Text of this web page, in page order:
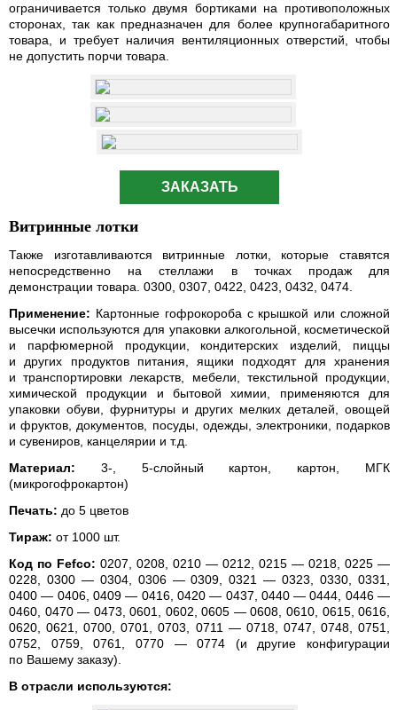
ограничивается только двумя бортиками на противоположных
сторонах, так как предназначен для более крупногабаритного
товара, и требует наличия вентиляционных отверстий, чтобы
не допустить порчи товара.
ЗАКАЗАТЬ
Витринные лотки
Также изготавливаются витринные лотки, которые ставятся
непосредственно на стеллажи в точках продаж для
демонстрации товара. 0300, 0307, 0422, 0423, 0432, 0474.
Применение: Картонные гофрокороба с крышкой или сложной
высечки используются для упаковки алкогольной, косметической
и парфюмерной продукции, кондитерских изделий, пиццы
и других продуктов питания, ящики подходят для хранения
и транспортировки лекарств, мебели, текстильной продукции,
химической продукции и бытовой химии, применяются для
упаковки обуви, фурнитуры и других мелких деталей, овощей
и фруктов, документов, посуды, одежды, электроники, подарков
и сувениров, канцелярии и т.д.
Материал: 3-, 5-слойный картон, картон, МГК
(микрогофрокартон)
Печать: до 5 цветов
Тираж: от 1000 шт.
Код по Fefco: 0207, 0208, 0210 — 0212, 0215 — 0218, 0225 —
0228, 0300 — 0304, 0306 — 0309, 0321 — 0323, 0330, 0331,
0400 — 0406, 0409 — 0416, 0420 — 0437, 0440 — 0444, 0446 —
0460, 0470 — 0473, 0601, 0602, 0605 — 0608, 0610, 0615, 0616,
0620, 0621, 0700, 0701, 0703, 0711 — 0718, 0747, 0748, 0751,
0752, 0759, 0761, 0770 — 0774 (и другие конфигурации
по Вашему заказу).
В отрасли используются: